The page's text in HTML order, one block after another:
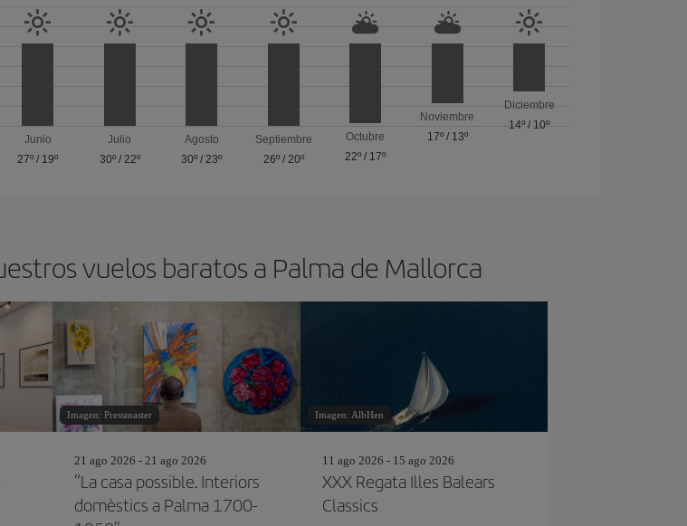
Junio
27º / 19º
Julio
30º/ 22º
Agosto
30º /23º
Septiembre
26º/ 20º
Octubre
22º / 17º
Noviembre
17º/ 13º
Diciembre
14º / 10º
vuelos baratos a Palma de Mallorca
Imagen: Pressmaster
21 ago 2026 - 21 ago 2026
“La casa possible. Interiors
domèstics a Palma 1700-
Imagen: AlbHen
11 ago 2026 - 15 ago 2026
XXX Regata Illes Balears
Classics